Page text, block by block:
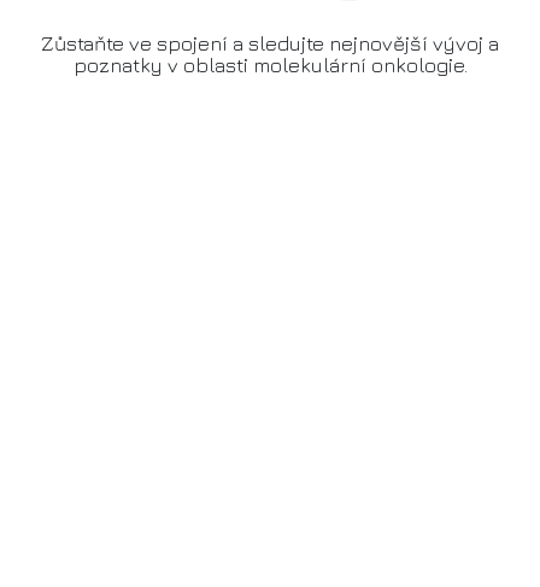
Zůstaňte ve spojení a sledujte nejnovější vývoj a
poznatky v oblasti molekulární onkologie.